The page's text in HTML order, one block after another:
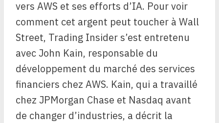
vers AWS et ses efforts d’IA. Pour voir
comment cet argent peut toucher à Wall
Street, Trading Insider s’est entretenu
avec John Kain, responsable du
développement du marché des services
financiers chez AWS. Kain, qui a travaillé
chez JPMorgan Chase et Nasdaq avant
de changer d’industries, a décrit la